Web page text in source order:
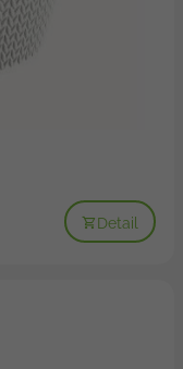
Detail